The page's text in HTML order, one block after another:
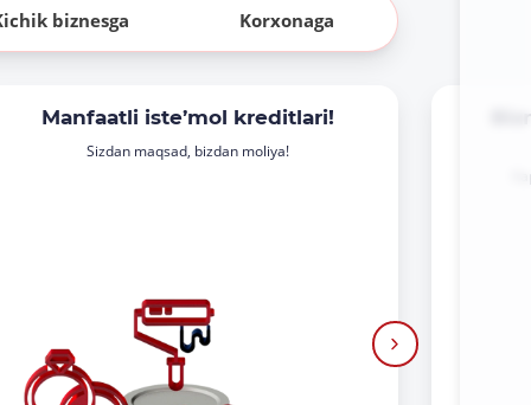
biznesga Korxonaga
Manfaatli iste’mol kreditlari!
Sizdan maqsad, bizdan moliya!